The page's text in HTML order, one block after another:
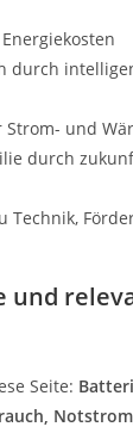
durch
und
durch
Technik,
und
Seite: